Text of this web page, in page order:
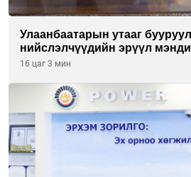
Улаанбаатарын утааг
нийслэлчүүдийн эрүүл
төслийг “Чингис хаан
16 цаг 3 мин